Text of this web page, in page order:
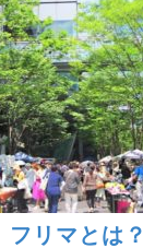
フリマとは？